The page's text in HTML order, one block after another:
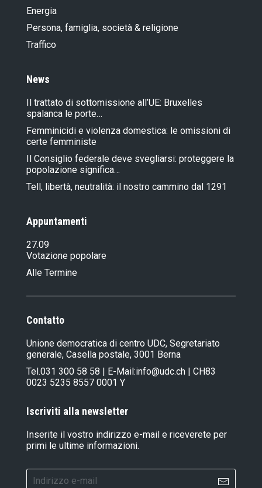
Energia
Persona, famiglia, società & religione
Traffico
News
Il trattato di sottomissione all’UE: Bruxelles
spalanca le porte…
Femminicidi e violenza domestica: le omissioni di
certe femministe
Il Consiglio federale deve svegliarsi: proteggere la
popolazione significa…
Tell, libertà, neutralità: il nostro cammino dal 1291
Appuntamenti
27.09
Votazione popolare
Alle Termine
Contatto
Unione democratica di centro UDC, Segretariato
generale, Casella postale, 3001 Berna
Tel.031 300 58 58 | E-Mail:info@udc.ch | CH83
0023 5235 8557 0001 Y
Iscriviti alla newsletter
Inserite il vostro indirizzo e-mail e riceverete per
primi le ultime informazioni.